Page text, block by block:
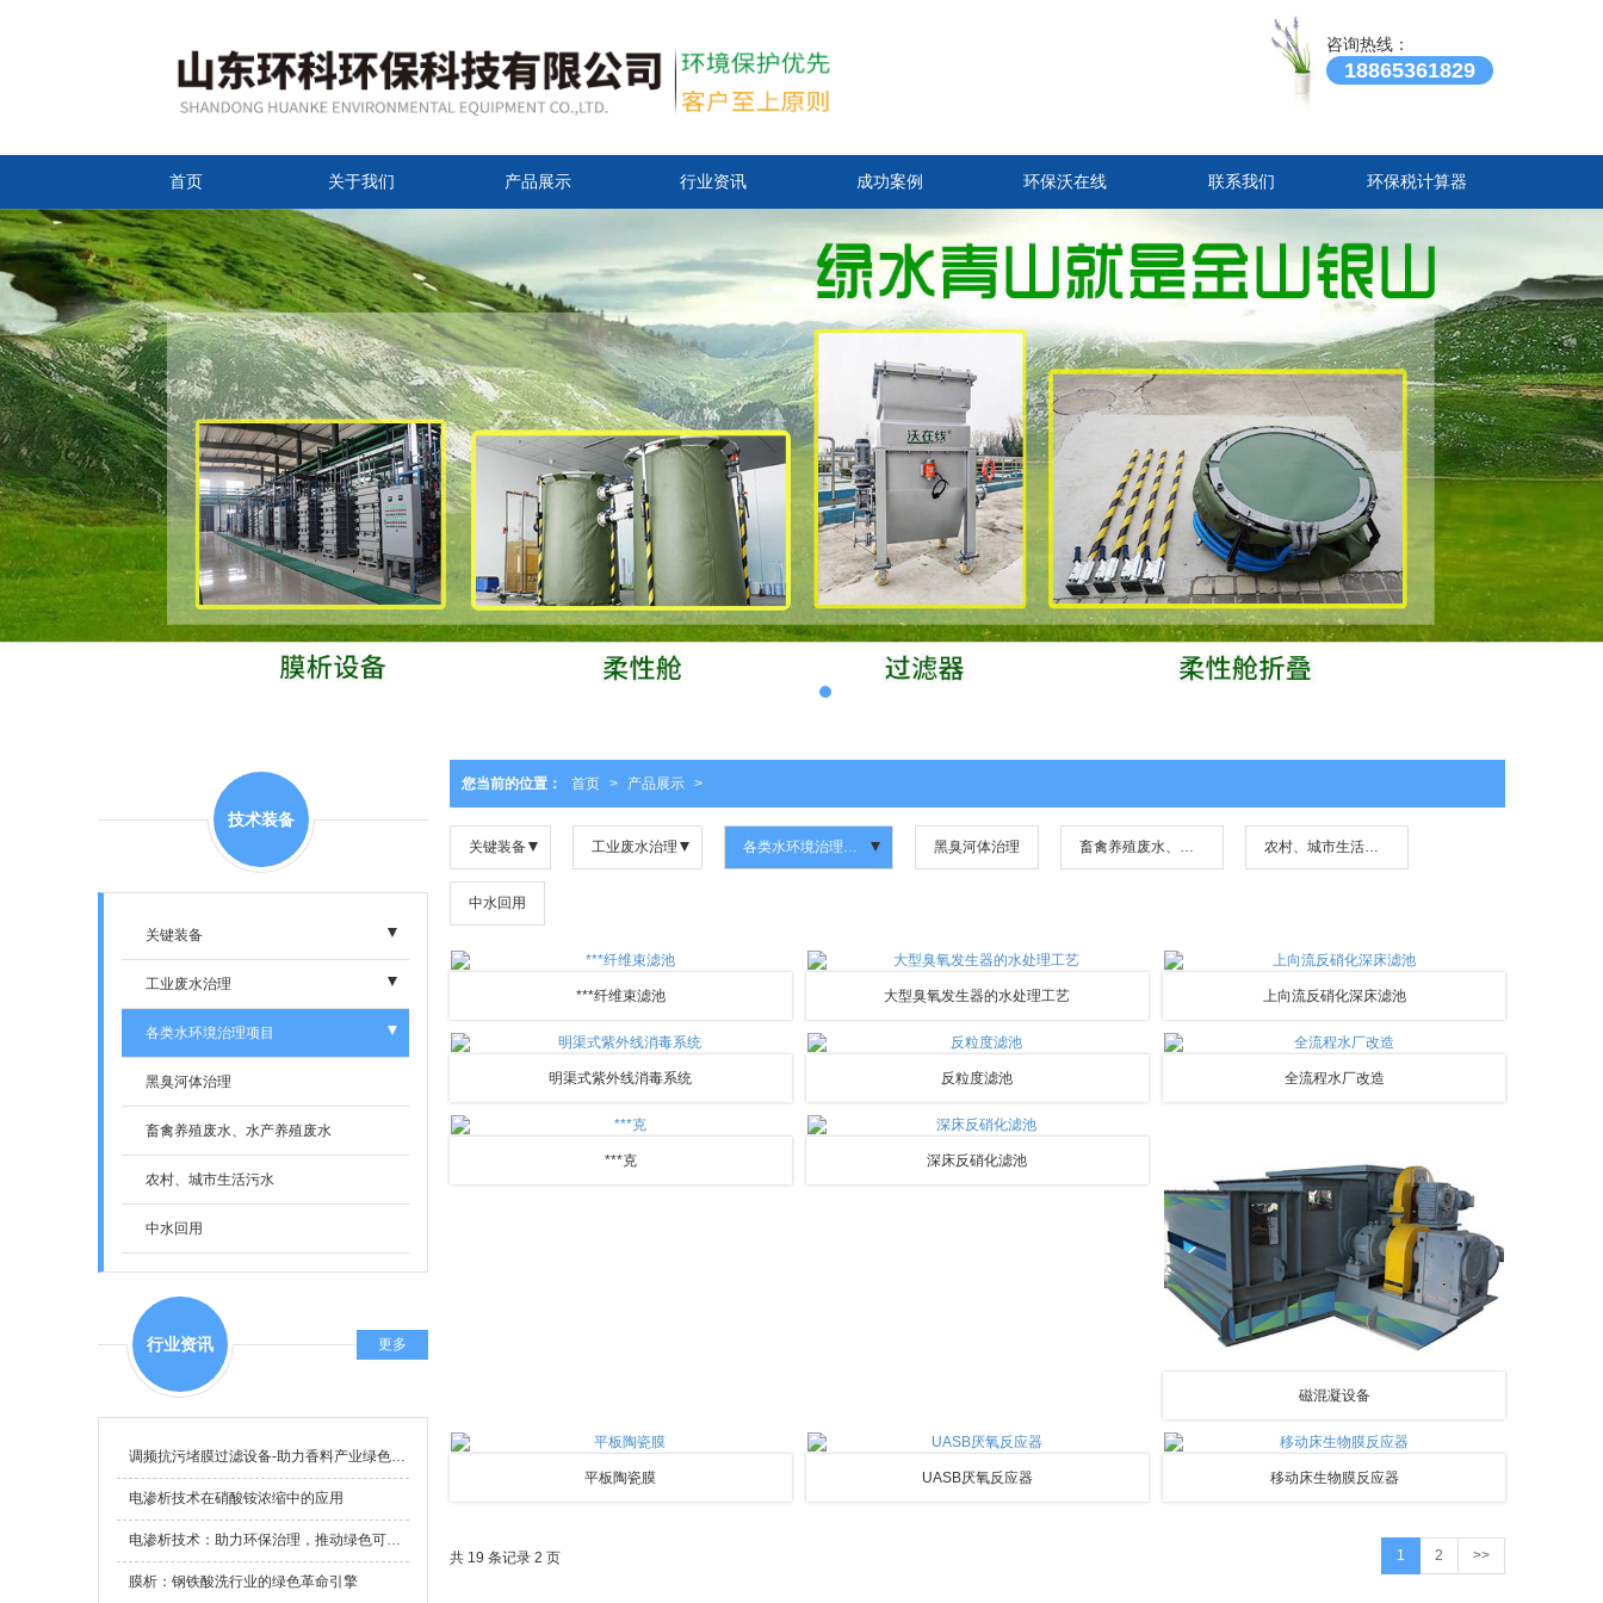
咨询热线：
18865361829
首页 关于我们 产品展示 行业资讯 成功案例 环保沃在线 联系我们 环保税计算器
您当前的位置： 首页 > 产品展示 >
关键装备 工业废水治理 各类水环境治理项目 黑臭河体治理 畜禽养殖废水、水产养殖废水 农村、城市生活污水
中水回用
***纤维束滤池 大型臭氧发生器的水处理工艺 上向流反硝化深床滤池
明渠式紫外线消毒系统 反粒度滤池 全流程水厂改造
***克 深床反硝化滤池
磁混凝设备
平板陶瓷膜 UASB厌氧反应器 移动床生物膜反应器
共 19 条记录 2 页 1 2 >>
技术装备
关键装备
- 电渗析设备
- 膜析设备
- 双极膜电渗析设备
- 连续流砂滤池设备
- 斜管(板)沉淀池
- 平流式溶气气浮机
- 地埋式一体化污水处理设备
- 原位吸附过滤器
- 氨氮吹脱塔
- 芬顿流化床
工业废水治理
- 电镀废水
- 制药废水
- 新材料废水
- 精细化工废水
- 电子半导体废水
- 纺织印染废水治理
- 农药废水治理
- 冶金废水治理
- 养殖废水治理
- 制糖废水治理
- 食品加工废水治理
各类水环境治理项目
- 自来水厂提质增量
- 市政污水提标改造
- 供水设备
- 智能一体化污水处理模块
黑臭河体治理
畜禽养殖废水、水产养殖废水
农村、城市生活污水
中水回用
行业资讯 更多
调频抗污堵膜过滤设备-助力香料产业绿色发展
电渗析技术在硝酸铵浓缩中的应用
电渗析技术：助力环保治理，推动绿色可持续发展
膜析：钢铁酸洗行业的绿色革命引擎